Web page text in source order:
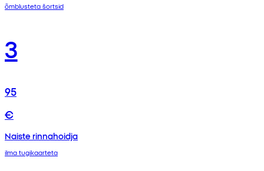
õmblusteta šortsid
3
95
€
Naiste rinnahoidja
ilma tugikaarteta